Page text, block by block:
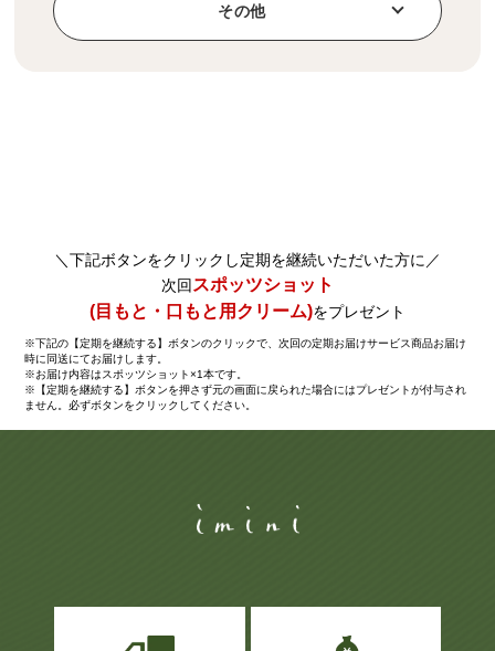
よくあるご質問
定期お届けサービス
お知らせ
その他
＼下記ボタンをクリックし定期を継続いただいた方に／
次回 スポッツショット
(目もと・口もと用クリーム)をプレゼント
※下記の【定期を継続する】ボタンのクリックで、次回の定期お届けサービス商品お届け
時に同送にてお届けします。
※お届け内容はスポッツショット×1本です。
※【定期を継続する】ボタンを押さず元の画面に戻られた場合にはプレゼントが付与され
ません。必ずボタンをクリックしてください。